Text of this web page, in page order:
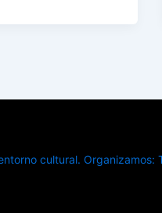
cultural. Organizamos: